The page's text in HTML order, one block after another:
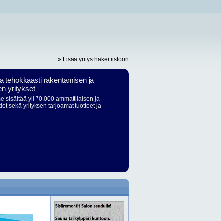
» Lisää yritys hakemistoon
tehokkaasti rakentamisen ja
yritykset
sisältää yli 70.000 ammattilaisen ja
sekä yrityksen tarjoamat tuotteet ja